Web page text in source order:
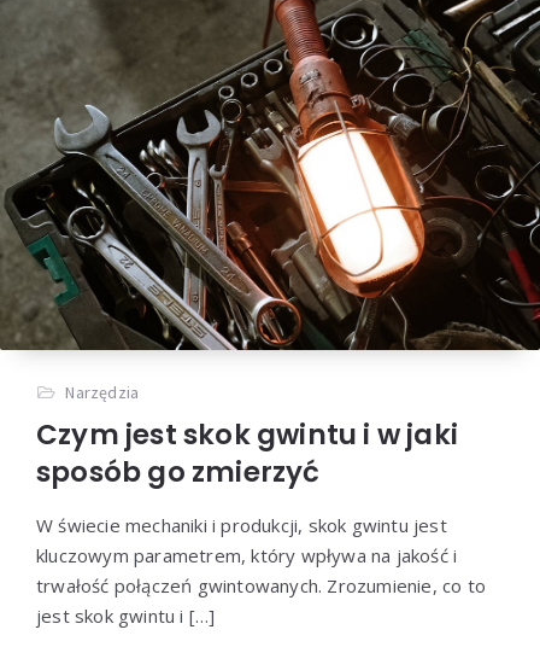
Narzędzia
Czym jest skok gwintu i w jaki
sposób go zmierzyć
W świecie mechaniki i produkcji, skok gwintu jest
kluczowym parametrem, który wpływa na jakość i
trwałość połączeń gwintowanych. Zrozumienie, co to
jest skok gwintu i […]